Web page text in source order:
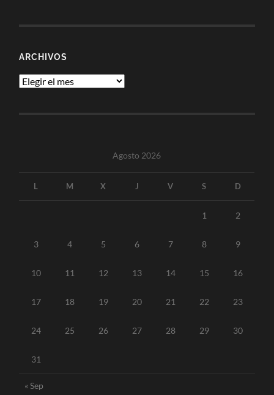
ARCHIVOS
Archivos
Agosto 2026
L M X J V S D
1 2
3 4 5 6 7 8 9
10 11 12 13 14 15 16
17 18 19 20 21 22 23
24 25 26 27 28 29 30
31
« Sep